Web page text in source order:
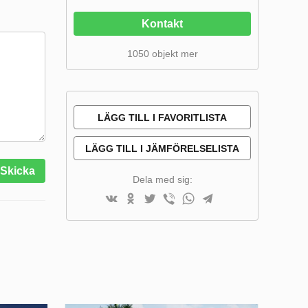
Skicka
Kontakt
1050 objekt mer
LÄGG TILL I FAVORITLISTA
LÄGG TILL I JÄMFÖRELSELISTA
Dela med sig: